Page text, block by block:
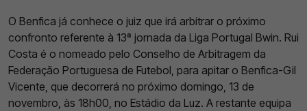
O Benfica já conhece o juiz que irá arbitrar o próximo
confronto referente à 13ª jornada da Liga Portugal Bwin. Rui
Costa é o nomeado pelo Conselho de Arbitragem da
Federação Portuguesa de Futebol, para apitar o Benfica-Gil
Vicente, que decorrerá no próximo domingo, 13 de
novembro, às 18h00, no Estádio da Luz. A restante equipa